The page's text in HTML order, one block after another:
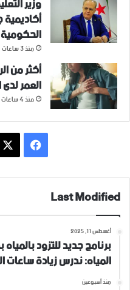
الحكومية
منذ 3 ساعات
أكثر من
العمر
منذ 4 ساعات
فيسبوك
Last Modified
أغسطس 11, 2025
برنامج جديد للتزود
المياه: ندرس زيادة ساعات
منذ أسبوعين